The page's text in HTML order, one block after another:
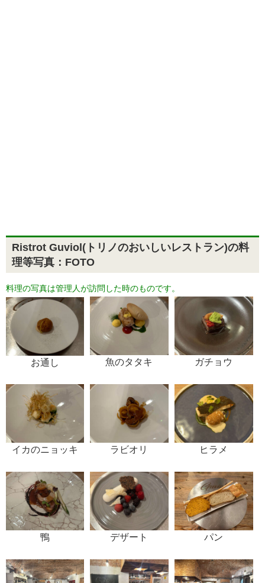
Ristrot Guviol(トリノのおいしいレストラン)の料
理等写真：FOTO
料理の写真は管理人が訪問した時のものです。
お通し 魚のタタキ ガチョウ
イカのニョッキ ラビオリ ヒラメ
鴨 デザート パン